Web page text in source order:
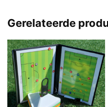
Gerelateerde